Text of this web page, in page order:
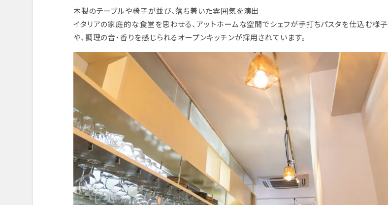
木製のテーブルや椅子が並び、落ち着いた雰囲気を演出
イタリアの家庭的な食堂を思わせる、アットホームな空間でシェフが手打ちパスタを仕込む様子
や、調理の音・香りを感じられるオープンキッチンが採用されています。